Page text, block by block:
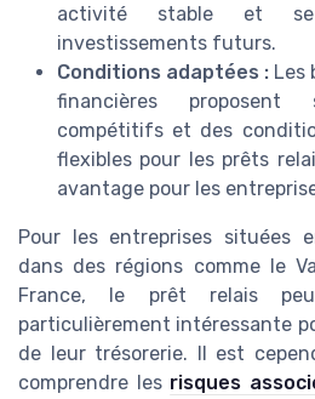
activité stable et
investissements futurs.
Conditions adaptées : Les
financières
compétitifs et des
flexibles pour les prêts
avantage pour les
Pour les entreprises situées
dans des régions comme le
France, le prêt relais
particulièrement intéressante
de leur trésorerie. Il est
comprendre les risques